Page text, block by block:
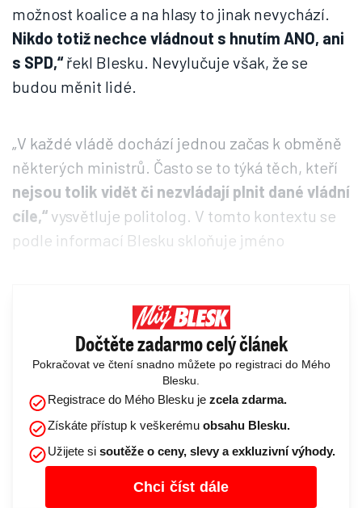
možnost koalice a na hlasy to jinak nevychází.
Nikdo totiž nechce vládnout s hnutím ANO, ani
s SPD,“řekl Blesku. Nevylučuje však, že se
budou měnit lidé.
„V každé vládě dochází jednou začas k obměně
některých ministrů. Často se to týká těch, kteří
nejsou tolik vidět či nezvládají plnit dané vládní
cíle,“ vysvětluje politolog. V tomto kontextu se
podle informací Blesku skloňuje jméno
Dočtěte zadarmo celý článek
Pokračovat ve čtení snadno můžete po registraci do Mého
Blesku.
Registrace do Mého Blesku je zcela zdarma.
Získáte přístup k veškerému obsahu Blesku.
Užijete si soutěže o ceny, slevy a exkluzivní výhody.
Chci číst dále